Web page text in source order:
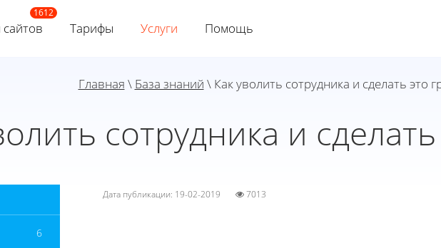
Тарифы Услуги Помощь
Главная \ База знаний \ Как уволить сотрудника и сделать это
сотрудника и
6
Дата публикации: 19-02-2019 7013